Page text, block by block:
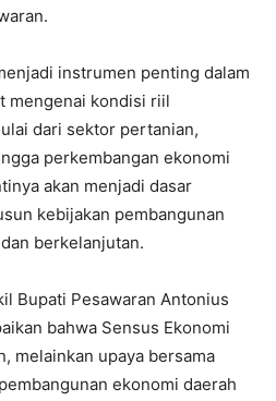
instrumen penting dalam
mengenai kondisi riil
dari sektor pertanian,
perkembangan ekonomi
akan menjadi dasar
kebijakan pembangunan
berkelanjutan.
Bupati Pesawaran Antonius
bahwa Sensus Ekonomi
melainkan upaya bersama
ekonomi daerah